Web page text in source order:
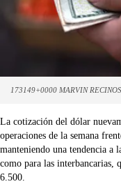
173149+0000 MARVIN RECINOS
La cotización del dólar
operaciones de la semana
manteniendo una tendencia a
como para las interbancarias,
6.500.